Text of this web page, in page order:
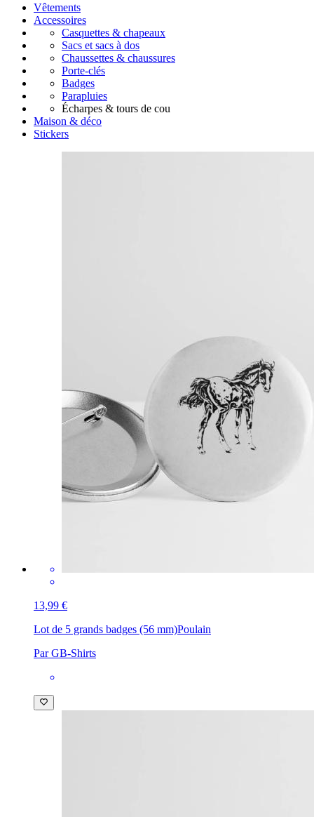
Vêtements
Accessoires
Casquettes & chapeaux
Sacs et sacs à dos
Chaussettes & chaussures
Porte-clés
Badges
Parapluies
Écharpes & tours de cou
Maison & déco
Stickers
13,99 €
Lot de 5 grands badges (56 mm)Poulain
Par GB-Shirts